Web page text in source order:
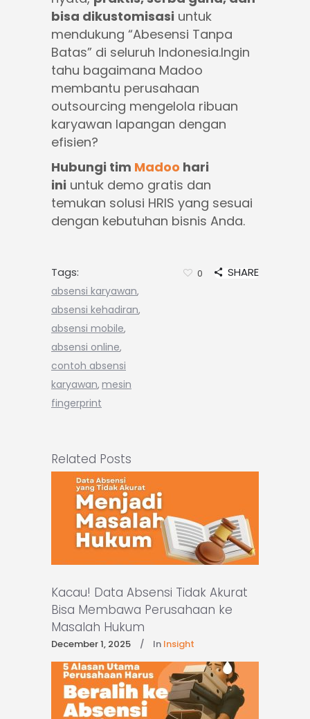
bisa dikustomisasi untuk
mendukung “Abesensi Tanpa
Batas” di seluruh Indonesia.Ingin
tahu bagaimana Madoo
membantu perusahaan
outsourcing mengelola ribuan
karyawan lapangan dengan
efisien?
Hubungi tim Madoo hari
ini untuk demo gratis dan
temukan solusi HRIS yang sesuai
dengan kebutuhan bisnis Anda.
Tags:
absensi karyawan,
absensi kehadiran,
absensi mobile,
absensi online,
contoh absensi
karyawan, mesin
fingerprint
0 SHARE
Related Posts
Kacau! Data Absensi Tidak Akurat
Bisa Membawa Perusahaan ke
Masalah Hukum
December 1, 2025 In Insight